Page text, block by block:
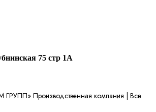
75 стр 1А
Производственная компания | Все